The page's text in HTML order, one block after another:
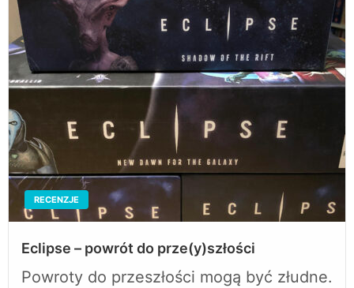
RECENZJE
Eclipse – powrót do prze(y)szłości
Powroty do przeszłości mogą być złudne.